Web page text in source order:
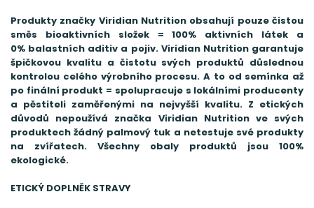
Produkty značky Viridian Nutrition obsahují pouze čistou
směs bioaktivních složek = 100% aktivních látek a
0% balastních aditiv a pojiv. Viridian Nutrition garantuje
špičkovou kvalitu a čistotu svých produktů důslednou
kontrolou celého výrobního procesu. A to od semínka až
po finální produkt = spolupracuje s lokálními producenty
a pěstiteli zaměřenými na nejvyšší kvalitu. Z etických
důvodů nepoužívá značka Viridian Nutrition ve svých
produktech žádný palmový tuk a netestuje své produkty
na zvířatech. Všechny obaly produktů jsou 100%
ekologické.
ETICKÝ DOPLNĚK STRAVY